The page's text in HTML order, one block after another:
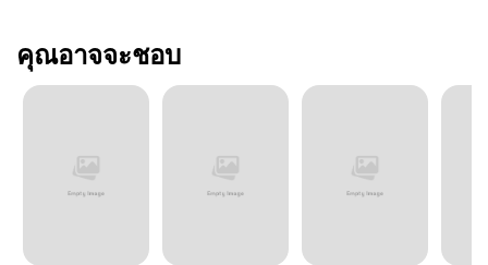
คุณอาจจะชอบ